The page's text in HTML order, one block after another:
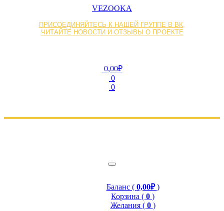
VEZOOKA
ПРИСОЕДИНЯЙТЕСЬ К НАШЕЙ ГРУППЕ В ВК,
ЧИТАЙТЕ НОВОСТИ И ОТЗЫВЫ О ПРОЕКТЕ
0,00₽
0
0
Баланс ( 0,00₽)
Корзина ( 0 )
Желания ( 0 )